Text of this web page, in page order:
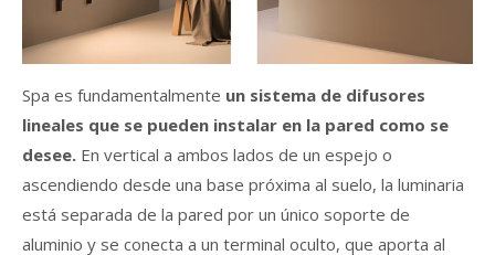
Spa es fundamentalmente un sistema de difusores
lineales que se pueden instalar en la pared como se
desee. En vertical a ambos lados de un espejo o
ascendiendo desde una base próxima al suelo, la luminaria
está separada de la pared por un único soporte de
aluminio y se conecta a un terminal oculto, que aporta al